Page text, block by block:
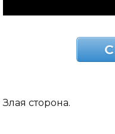
Злая сторона.